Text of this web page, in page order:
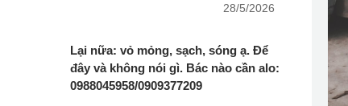
28/5/2026
Lại nữa: vỏ mỏng, sạch, sóng ạ. Để
đây và không nói gì. Bác nào cần alo:
0988045958/0909377209